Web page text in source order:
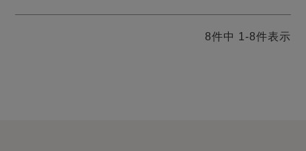
8件中 1 -8件表示